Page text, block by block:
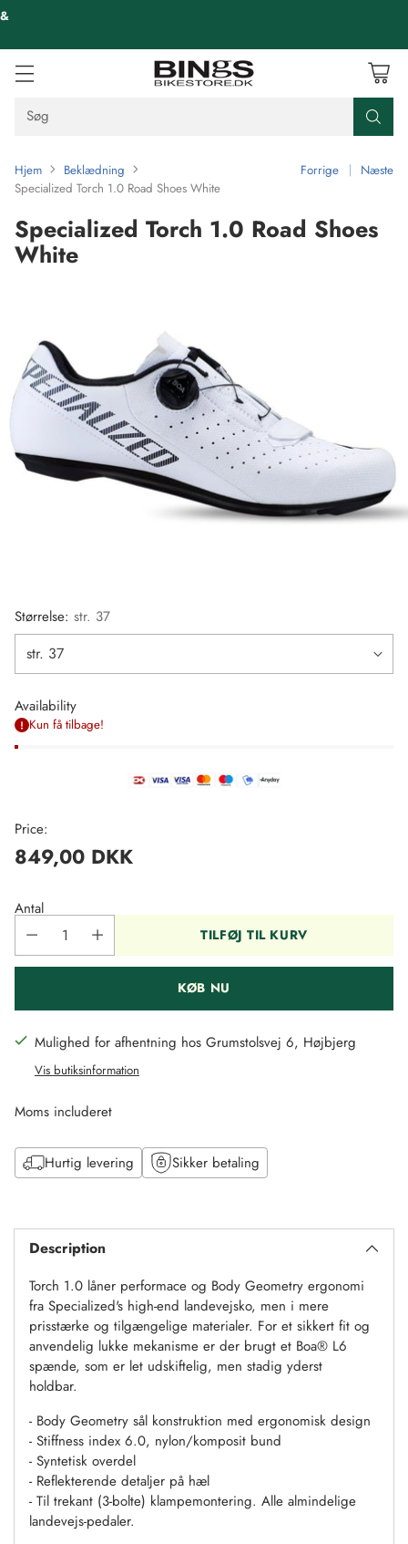
Søg
Hjem
Beklædning
Specialized Torch 1.0 Road Shoes White
Forrige Næste
Specialized Torch 1.0 Road Shoes
White
Størrelse: str. 37
Availability
Kun få tilbage!
Price:
Regulær
pris
849,00 DKK
Antal
TILFØJ TIL KURV
KØB NU
Mulighed for afhentning hos Grumstolsvej 6, Højbjerg
Vis butiksinformation
Moms includeret
Hurtig levering Sikker betaling
til
kurvDescription
Torch 1.0 låner performace og Body Geometry ergonomi
fra Specialized's high-end landevejsko, men i mere
prisstærke og tilgængelige materialer. For et sikkert fit og
anvendelig lukke mekanisme er der brugt et Boa® L6
spænde, som er let udskiftelig, men stadig yderst
holdbar.
- Body Geometry sål konstruktion med ergonomisk design
- Stiffness index 6.0, nylon/komposit bund
- Syntetisk overdel
- Reflekterende detaljer på hæl
- Til trekant (3-bolte) klampemontering. Alle almindelige
landevejs-pedaler.